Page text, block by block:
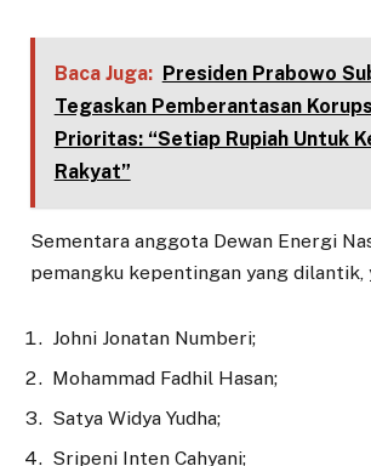
Baca Juga: Presiden Prabowo
Tegaskan Pemberantasan
Prioritas: “Setiap Rupiah Untuk
Rakyat”
Sementara anggota Dewan Energi
pemangku kepentingan yang dilantik,
Johni Jonatan Numberi;
Mohammad Fadhil Hasan;
Satya Widya Yudha;
Sripeni Inten Cahyani;